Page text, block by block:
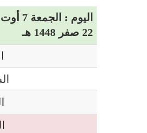
اليوم : الجمعة 7 أوت 2026 م
22 صفر 1448 هـ